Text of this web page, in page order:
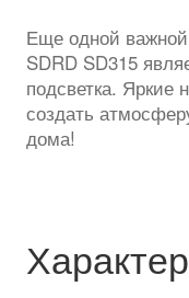
Еще одной важной
SDRD SD315
подсветка. Яркие
создать
дома!